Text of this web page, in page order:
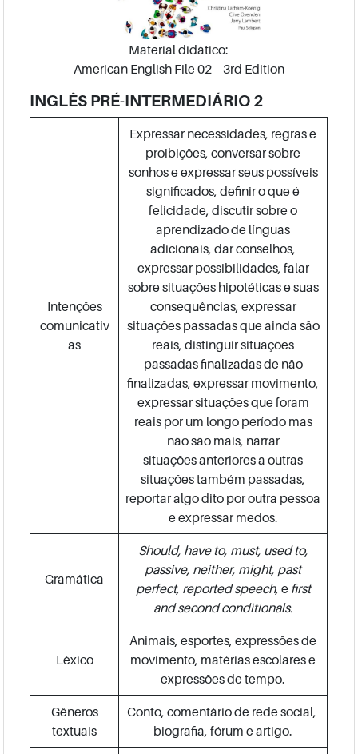
Material didático:
American English File 02 – 3rd Edition
INGLÊS PRÉ-INTERMEDIÁRIO 2
Intenções
comunicativ
as
Expressar necessidades, regras e
proibições, conversar sobre
sonhos e expressar seus possíveis
significados, definir o que é
felicidade, discutir sobre o
aprendizado de línguas
adicionais, dar conselhos,
expressar possibilidades, falar
sobre situações hipotéticas e suas
consequências, expressar
situações passadas que ainda são
reais, distinguir situações
passadas finalizadas de não
finalizadas, expressar movimento,
expressar situações que foram
reais por um longo período mas
não são mais, narrar
situações anteriores a outras
situações também passadas,
reportar algo dito por outra pessoa
e expressar medos.
Gramática
Should, have to, must, used to,
passive, neither, might, past
perfect, reported speech, efirst
and second conditionals.
Léxico
Animais, esportes, expressões de
movimento, matérias escolares e
expressões de tempo.
Gêneros
textuais
Conto, comentário de rede social,
biografia, fórum e artigo.